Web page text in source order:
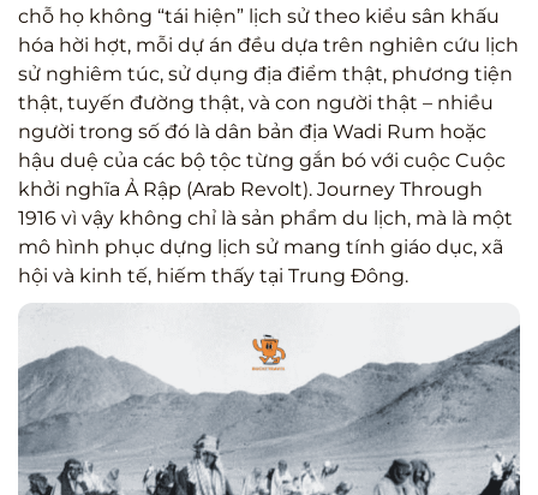
chỗ họ không “tái hiện” lịch sử theo kiểu sân khấu
hóa hời hợt, mỗi dự án đều dựa trên nghiên cứu lịch
sử nghiêm túc, sử dụng địa điểm thật, phương tiện
thật, tuyến đường thật, và con người thật – nhiều
người trong số đó là dân bản địa Wadi Rum hoặc
hậu duệ của các bộ tộc từng gắn bó với cuộc Cuộc
khởi nghĩa Ả Rập (Arab Revolt). Journey Through
1916 vì vậy không chỉ là sản phẩm du lịch, mà là một
mô hình phục dựng lịch sử mang tính giáo dục, xã
hội và kinh tế, hiếm thấy tại Trung Đông.